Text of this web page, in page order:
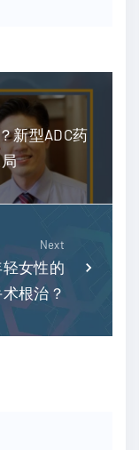
新型ADC药
Next
女性的
根治？